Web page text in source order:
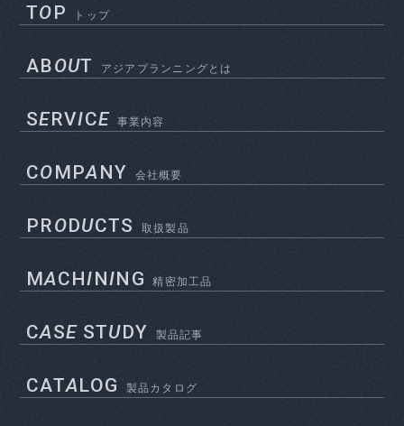
TOP トップ
ABOUT アジアプランニングとは
SERVICE 事業内容
COMPANY 会社概要
PRODUCTS 取扱製品
MACHINING 精密加工品
CASESTUDY 製品記事
CATA LOG 製品カタログ